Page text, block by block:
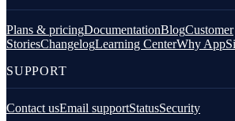
Plans & pricingDocumentationBlogCustomer
StoriesChangelogLearning CenterWhy
SUPPORT
Contact usEmail supportStatusSecurity